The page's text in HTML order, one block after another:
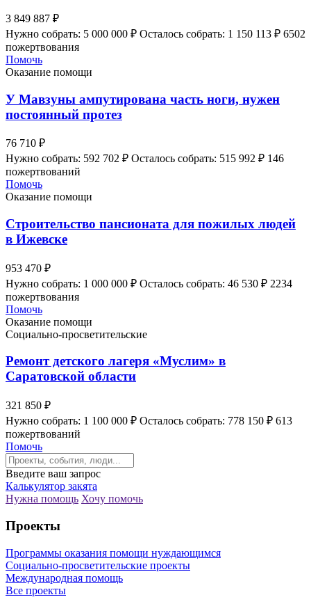
3 849 887 ₽
Нужно собрать: 5 000 000 ₽ Осталось собрать: 1 150 113 ₽ 6502
пожертвования
Помочь
Оказание помощи
У Мавзуны ампутирована часть ноги, нужен
постоянный протез
76 710 ₽
Нужно собрать: 592 702 ₽ Осталось собрать: 515 992 ₽ 146
пожертвований
Помочь
Оказание помощи
Строительство пансионата для пожилых людей
в Ижевске
953 470 ₽
Нужно собрать: 1 000 000 ₽ Осталось собрать: 46 530 ₽ 2234
пожертвования
Помочь
Оказание помощи
Социально-просветительские
Ремонт детского лагеря «Муслим» в
Саратовской области
321 850 ₽
Нужно собрать: 1 100 000 ₽ Осталось собрать: 778 150 ₽ 613
пожертвований
Помочь
Введите ваш запрос
Калькулятор закята
Нужна помощь Хочу помочь
Проекты
Программы оказания помощи нуждающимся
Социально-просветительские проекты
Международная помощь
Все проекты